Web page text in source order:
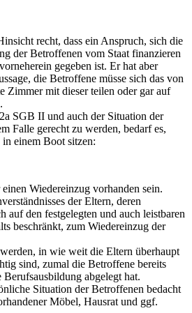
recht, dass ein Anspruch, sich die
der Betroffenen vom Staat finanzieren
gegeben ist. Er hat aber
die Betroffene müsse sich das von
Zimmer mit dieser teilen oder gar auf
SGB II und auch der Situation der
Falle gerecht zu werden, bedarf es,
einem Boot sitzen:
Wiedereinzug vorhanden sein.
der Eltern, deren
auf den festgelegten und auch leistbaren
beschränkt, zum Wiedereinzug der
in wie weit die Eltern überhaupt
sind, zumal die Betroffene bereits
Berufsausbildung abgelegt hat.
Situation der Betroffenen bedacht
Möbel, Hausrat und ggf.